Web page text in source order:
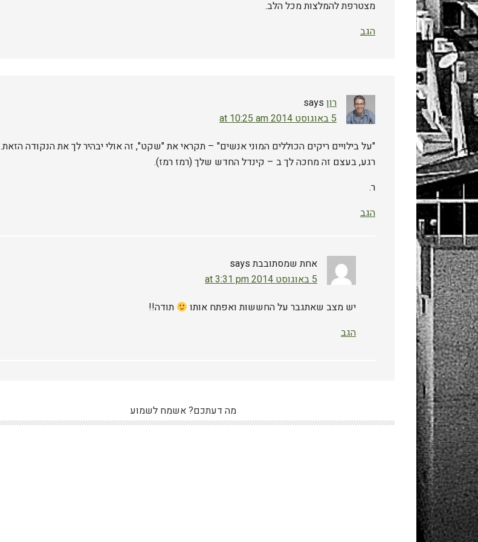
מצטרפת להמלצות מכל הלב.
הגב
רון says
5 באוגוסט 2014 at 10:25 am
"על בילויים ריקים הכוללים המוני אנשים" – תקראי את "שקט", זה אולי יבהיר לך את הנקודה הזאת.
רגע, בעצם זה מחכה לך ב – קינדל החדש שלך (רמז רמז).
ר.
הגב
אחת שמסתובבת says
5 באוגוסט 2014 at 3:31 pm
יש מצב שאתגבר על החששות ואפתח אותו
תודה!!
הגב
מה דעתכם? אשמח לשמוע